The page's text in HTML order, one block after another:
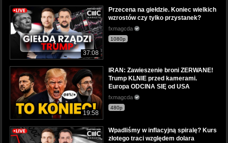
37:08
Przecena na giełdzie. Koniec wielkich
wzrostów czy tylko przystanek?
fxmagcda
1080p
19:58
IRAN: Zawieszenie broni ZERWANE!
Trump KLNIE przed kamerami.
Europa ODCINA SIĘ od USA
fxmagcda
480p
Wpadliśmy w inflacyjną spiralę? Kurs
złotego traci względem dolara